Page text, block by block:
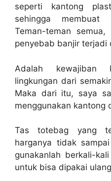
seperti kantong
sehingga membuat
Teman-teman
penyebab banjir terjadi
Adalah kewajiban
lingkungan dari
Maka dari itu, saya
menggunakan kantong
Tas totebag yang
harganya tidak
gunakanlah berkali-
untuk bisa dipakai